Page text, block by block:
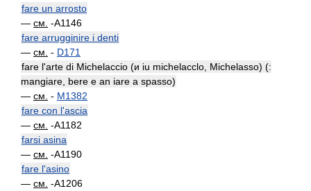
fare un arrosto
— см. -A1146
fare arrugginire i denti
— см. - D171
fare l'arte di Michelaccio (и iu michelacclo, Michelasso) (:
mangiare, bere e an iare a spasso)
— см. - M1382
fare con l'ascia
— см. -A1182
farsi asina
— см. -A1190
fare l'asino
— см. -A1206